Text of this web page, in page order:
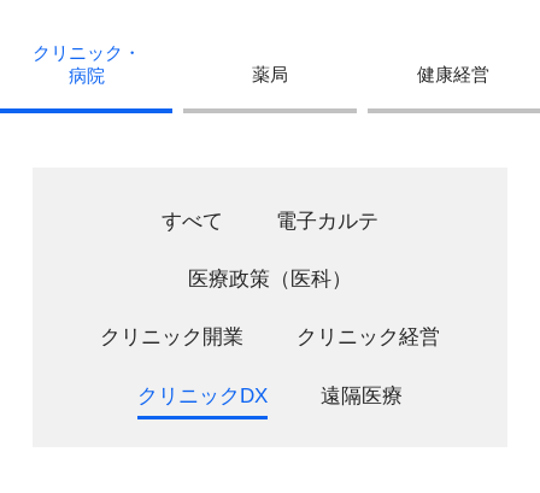
クリニック・
病院
薬局 健康経営
すべて 電子カルテ
医療政策（医科）
クリニック開業 クリニック経営
クリニックDX 遠隔医療